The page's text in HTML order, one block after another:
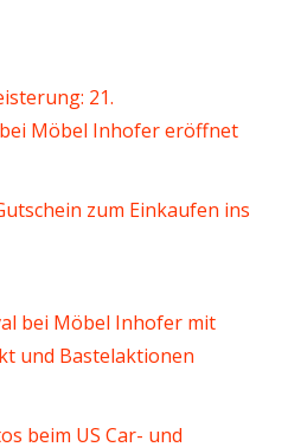
21.
Möbel Inhofer eröffnet
zum Einkaufen ins
bei Möbel Inhofer mit
und Bastelaktionen
beim US Car- und